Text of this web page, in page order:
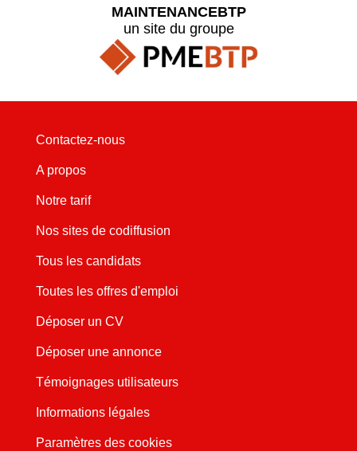
MAINTENANCEBTP
un site du groupe
Contactez-nous
A propos
Notre tarif
Nos sites de codiffusion
Tous les candidats
Toutes les offres d'emploi
Déposer un CV
Déposer une annonce
Témoignages utilisateurs
Informations légales
Paramètres des cookies